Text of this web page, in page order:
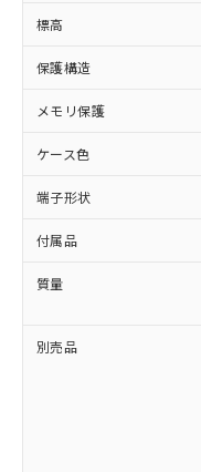
標高
保護構造
メモリ保護
ケース色
端子形状
付属品
質量
別売品
以下の条件を
本サー
商品の
(税抜)を
当社制
本サー
※1 対応状況
非含有に対応
対応予定：EU
有に対応した
対応予定なし
非含有に非対
非含有の対応
非該当品：ラ
害物質有無と
仕入先様の事
「○」：最大
基準値以下で
「×」：最大